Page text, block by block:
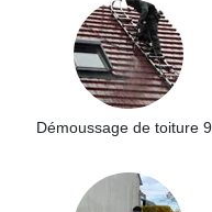
Démoussage de toiture